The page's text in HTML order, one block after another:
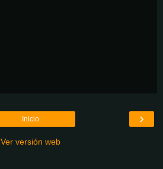
›
Inicio
Ver versión web